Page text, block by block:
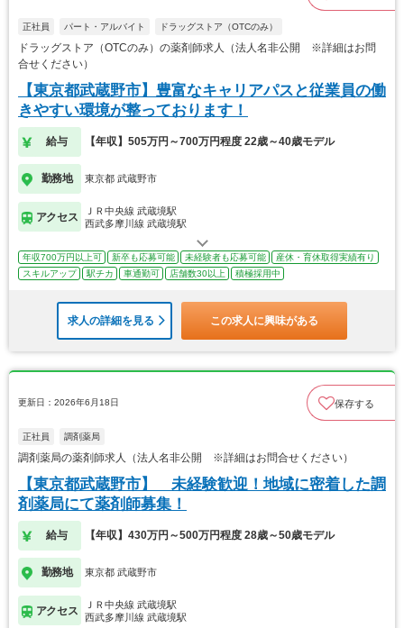
正社員 パート・アルバイト ドラッグストア（OTCのみ）
ドラッグストア（OTCのみ）の薬剤師求人（法人名非公開 ※詳細はお問
合せください）
【東京都武蔵野市】豊富なキャリアパスと従業員の働
きやすい環境が整っております！
給与 【年収】505万円～700万円程度 22歳～40歳モデル
勤務地 東京都 武蔵野市
アクセス
ＪＲ中央線 武蔵境駅
西武多摩川線 武蔵境駅
年収700万円以上可 新卒も応募可能 未経験者も応募可能
産休・育休取得実績有り
スキルアップ
駅チカ 車通勤可 店舗数30以上 積極採用中
求人の詳細を見る この求人に興味がある
更新日：2026年6月18日 保存する
正社員 調剤薬局
調剤薬局の薬剤師求人（法人名非公開 ※詳細はお問合せください）
【東京都武蔵野市】 未経験歓迎！地域に密着した調
剤薬局にて薬剤師募集！
給与 【年収】430万円～500万円程度 28歳～50歳モデル
勤務地 東京都 武蔵野市
アクセス
ＪＲ中央線 武蔵境駅
西武多摩川線 武蔵境駅